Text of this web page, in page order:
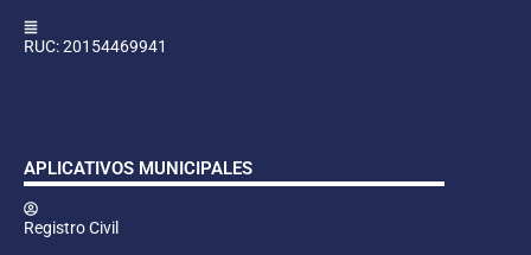
RUC: 20154469941
APLICATIVOS MUNICIPALES
Registro Civil